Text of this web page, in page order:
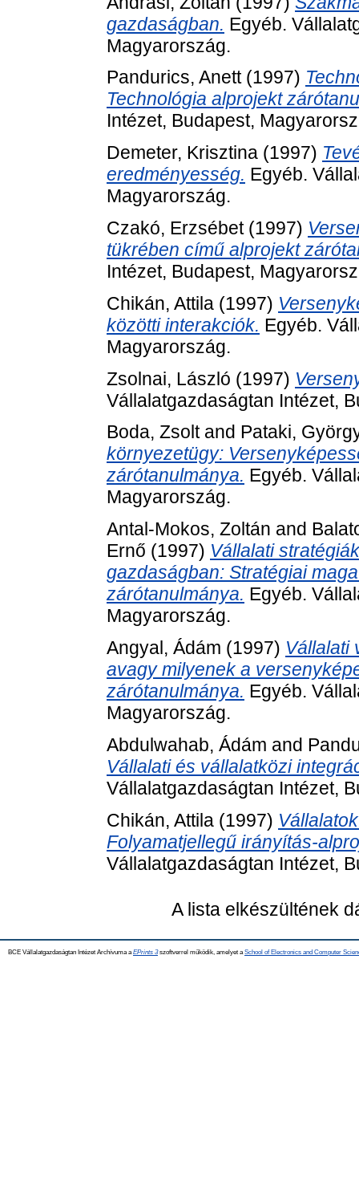
gazdaságban. Egyéb.
Magyarország.
Pandurics, Anett(1997)
Technológia alprojekt
Intézet, Budapest,
Demeter, Krisztina (1997)
eredményesség. Egyéb.
Magyarország.
Czakó, Erzsébet(1997)
tükrében című alprojekt
Intézet, Budapest,
Chikán, Attila (1997)
közötti interakciók. Egyéb.
Magyarország.
Zsolnai, László (1997)
Vállalatgazdaságtan Intézet,
Boda, Zsoltand Pataki,
környezetügy:
zárótanulmánya. Egyéb.
Magyarország.
Antal-Mokos, Zoltán and
Ernő (1997) Vállalati
gazdaságban: Stratégiai
zárótanulmánya. Egyéb.
Magyarország.
Angyal, Ádám (1997) Vállalati
avagy milyenek a
zárótanulmánya. Egyéb.
Magyarország.
Abdulwahab, Ádám and
Vállalati és vállalatközi
Vállalatgazdaságtan Intézet,
Chikán, Attila (1997)
Folyamatjellegű irányítás-
Vállalatgazdaságtan Intézet,
A lista elkészültének
BCE Vállalatgazdaságtan Intézet Archívuma a EPrints 3szoftverrel működik, amelyet a School of Electronics and Computer